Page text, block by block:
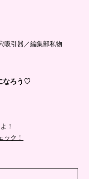
吸引器／編集部私物
なろう♡
！
ック！